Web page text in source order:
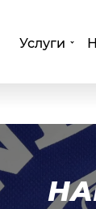
Услуги